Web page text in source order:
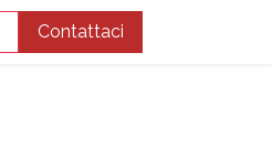
Contattaci